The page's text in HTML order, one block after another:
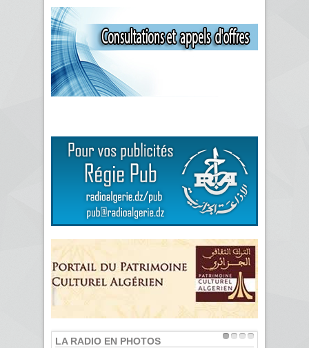
LA RADIO EN PHOTOS